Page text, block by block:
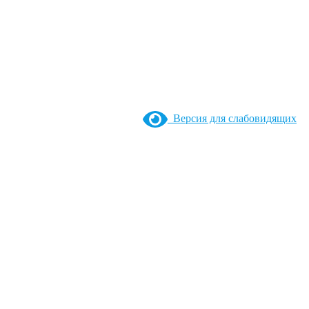
Версия для слабовидящих